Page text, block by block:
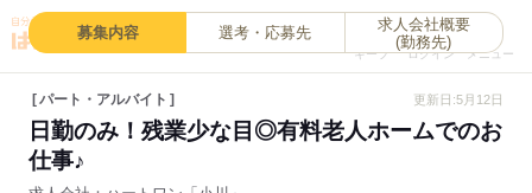
キープ
0
ログイン メニュー
募集内容 選考・応募先
求人会社概要
(勤務先)
パート・アルバイト 更新日:5月12日
日勤のみ！残業少な目◎有料老人ホームでのお
仕事♪